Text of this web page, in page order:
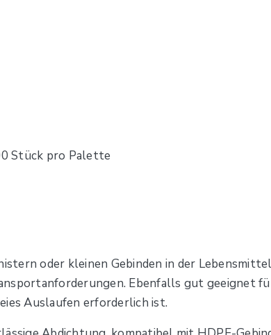
Stück pro Palette
oder kleinen Gebinden in der
Ebenfalls gut geeignet
Auslaufen erforderlich ist.